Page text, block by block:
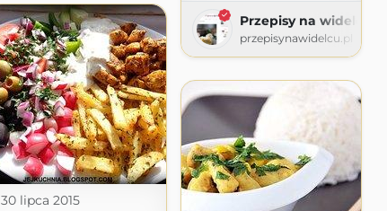
Przepisy na widelcu
przepisynawidelcu.pl
30 lipca 2015